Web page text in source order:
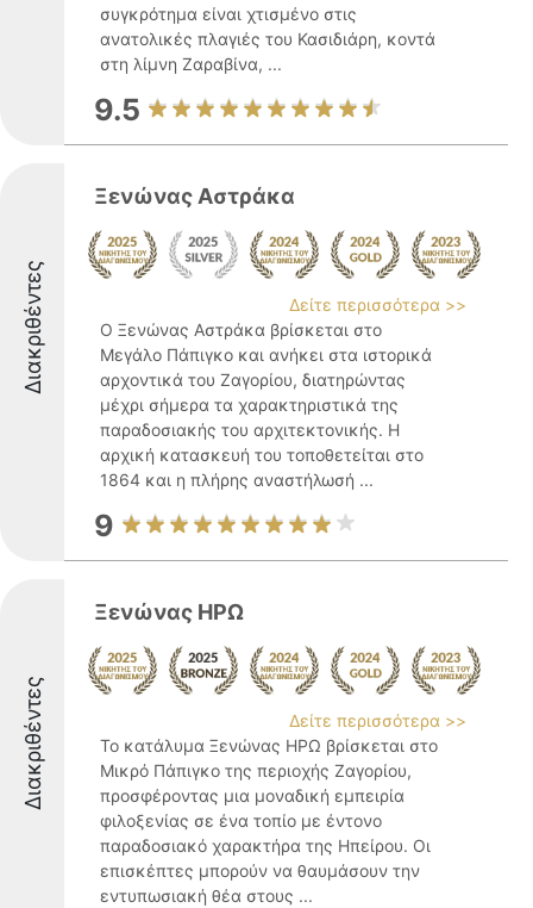
συγκρότημα είναι χτισμένο στις
ανατολικές πλαγιές του Κασιδιάρη, κοντά
στη λίμνη Ζαραβίνα, ...
9.5
Διακριθέντες
Ξενώνας Αστράκα
Δείτε περισσότερα >>
Ο Ξενώνας Αστράκα βρίσκεται στο
Μεγάλο Πάπιγκο και ανήκει στα ιστορικά
αρχοντικά του Ζαγορίου, διατηρώντας
μέχρι σήμερα τα χαρακτηριστικά της
παραδοσιακής του αρχιτεκτονικής. Η
αρχική κατασκευή του τοποθετείται στο
1864 και η πλήρης αναστήλωσή ...
9
Διακριθέντες
Ξενώνας ΗΡΩ
Δείτε περισσότερα >>
Το κατάλυμα Ξενώνας ΗΡΩ βρίσκεται στο
Μικρό Πάπιγκο της περιοχής Ζαγορίου,
προσφέροντας μια μοναδική εμπειρία
φιλοξενίας σε ένα τοπίο με έντονο
παραδοσιακό χαρακτήρα της Ηπείρου. Οι
επισκέπτες μπορούν να θαυμάσουν την
εντυπωσιακή θέα στους ...